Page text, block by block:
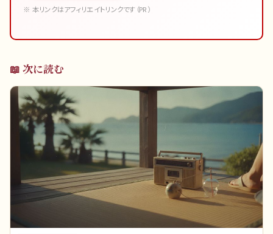
※ 本リンクはアフィリエイトリンクです（PR）
📖 次に読む